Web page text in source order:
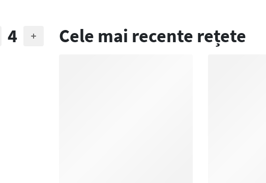
4 Cele mai recente rețete